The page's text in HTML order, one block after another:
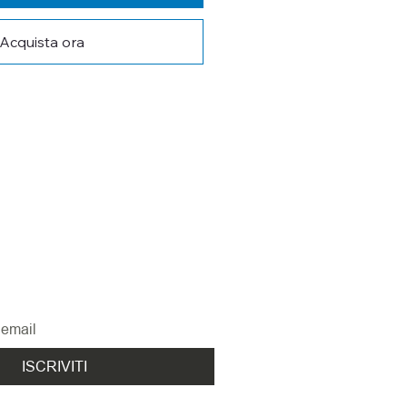
Acquista ora
ISCRIVITI